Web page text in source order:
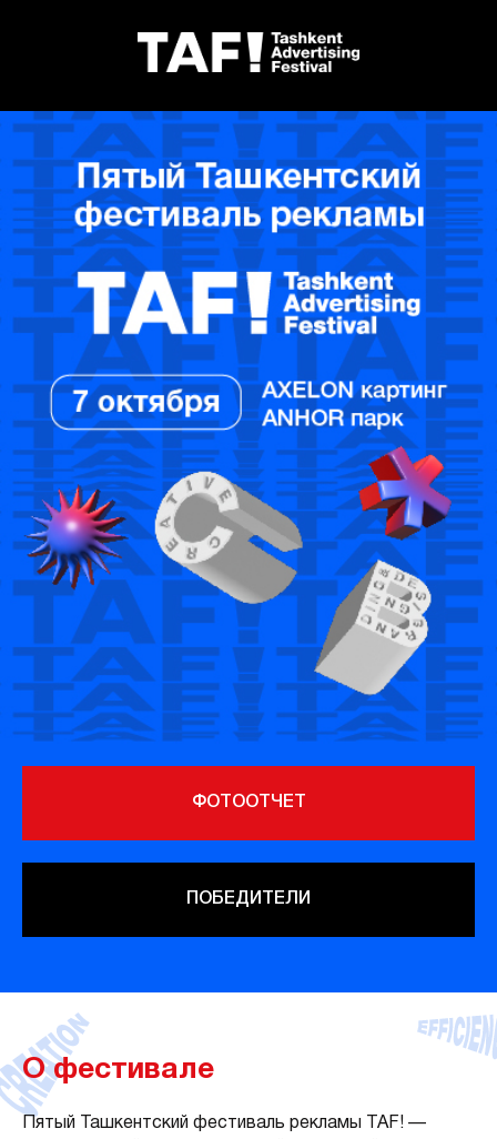
ФОТООТЧЕТ
ПОБЕДИТЕЛИ
О фестивале
Пятый Ташкентский фестиваль рекламы TAF! —